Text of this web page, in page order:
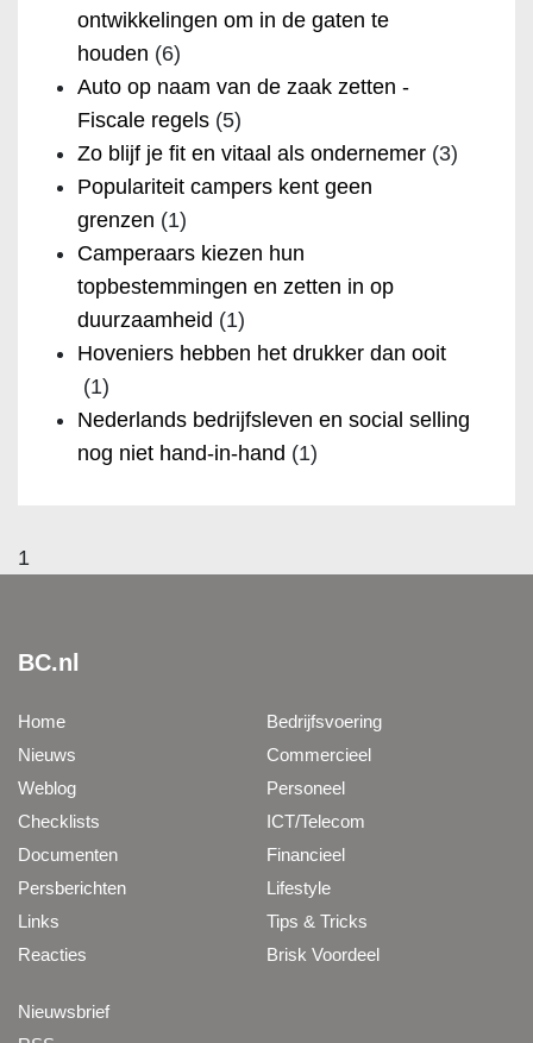
ontwikkelingen om in de gaten te
houden (6)
Auto op naam van de zaak zetten -
Fiscale regels (5)
Zo blijf je fit en vitaal als ondernemer (3)
Populariteit campers kent geen
grenzen (1)
Camperaars kiezen hun
topbestemmingen en zetten in op
duurzaamheid (1)
Hoveniers hebben het drukker dan ooit
(1)
Nederlands bedrijfsleven en social selling
nog niet hand-in-hand (1)
1
BC.nl
Home
Nieuws
Weblog
Checklists
Documenten
Persberichten
Links
Reacties
Bedrijfsvoering
Commercieel
Personeel
ICT/Telecom
Financieel
Lifestyle
Tips & Tricks
Brisk Voordeel
Nieuwsbrief